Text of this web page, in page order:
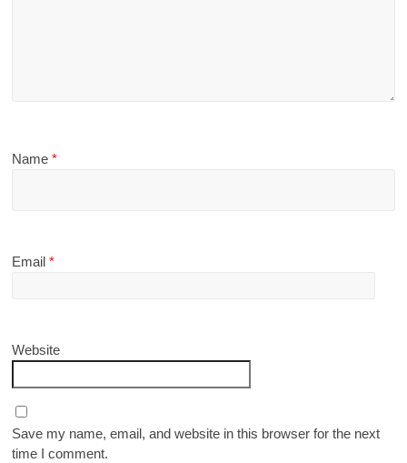
Name*
Email*
Website
Save my name, email, and website in this browser for the next
time I comment.